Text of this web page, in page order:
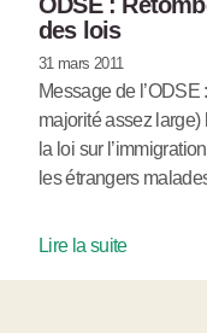
des lois
31 mars 2011
Message de
majorité assez
la loi sur
les étrangers
Lire la suite